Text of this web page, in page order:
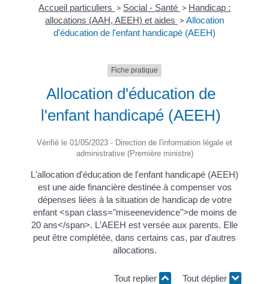
Accueil particuliers > Social - Santé > Handicap :
allocations (AAH, AEEH) et aides > Allocation
d'éducation de l'enfant handicapé (AEEH)
Fiche pratique
Allocation d'éducation de
l'enfant handicapé (AEEH)
Vérifié le 01/05/2023 - Direction de l'information légale et
administrative (Première ministre)
L'allocation d'éducation de l'enfant handicapé (AEEH)
est une aide financière destinée à compenser vos
dépenses liées à la situation de handicap de votre
enfant <span class="miseenevidence">de moins de
20 ans</span>. L'AEEH est versée aux parents. Elle
peut être complétée, dans certains cas, par d'autres
allocations.
Tout replier Tout déplier